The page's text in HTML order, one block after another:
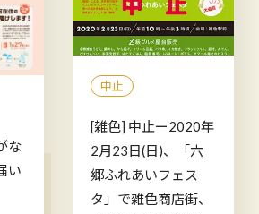
な
い
中止
[雑色] 中止ー2020年
2月23日(日)、「六
郷ふれあいフェス
タ」で雑色商店街、